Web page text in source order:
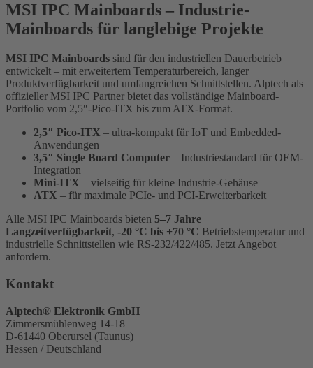
MSI IPC Mainboards – Industrie-
Mainboards für langlebige Projekte
MSI IPC Mainboards sind für den industriellen Dauerbetrieb
entwickelt – mit erweitertem Temperaturbereich, langer
Produktverfügbarkeit und umfangreichen Schnittstellen. Alptech als
offizieller MSI IPC Partner bietet das vollständige Mainboard-
Portfolio vom 2,5″-Pico-ITX bis zum ATX-Format.
2,5″ Pico-ITX – ultra-kompakt für IoT und Embedded-
Anwendungen
3,5″ Single Board Computer – Industriestandard für OEM-
Integration
Mini-ITX – vielseitig für kleine Industrie-Gehäuse
ATX – für maximale PCIe- und PCI-Erweiterbarkeit
Alle MSI IPC Mainboards bieten 5–7 Jahre
Langzeitverfügbarkeit, -20 °C bis +70 °C Betriebstemperatur und
industrielle Schnittstellen wie RS-232/422/485. Jetzt Angebot
anfordern.
Kontakt
Alptech® Elektronik GmbH
Zimmersmühlenweg 14-18
D-61440 Oberursel (Taunus)
Hessen / Deutschland